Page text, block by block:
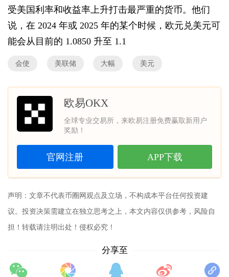
受美国利率和收益率上升打击最严重的货币。他们
说，在 2024 年或 2025 年的某个时候，欧元兑美元可
能会从目前的 1.0850 升至 1.1
会使 美联储 大幅 美元
欧易OKX
全球专业交易所，来欧易注册免费赢取新用户
奖励！
官网注册 APP下载
声明：文章不代表币圈网观点及立场，不构成本平台任何投资建
议。投资决策需建立在独立思考之上，本文内容仅供参考，风险自
担！转载请注明出处！侵权必究！
分享至